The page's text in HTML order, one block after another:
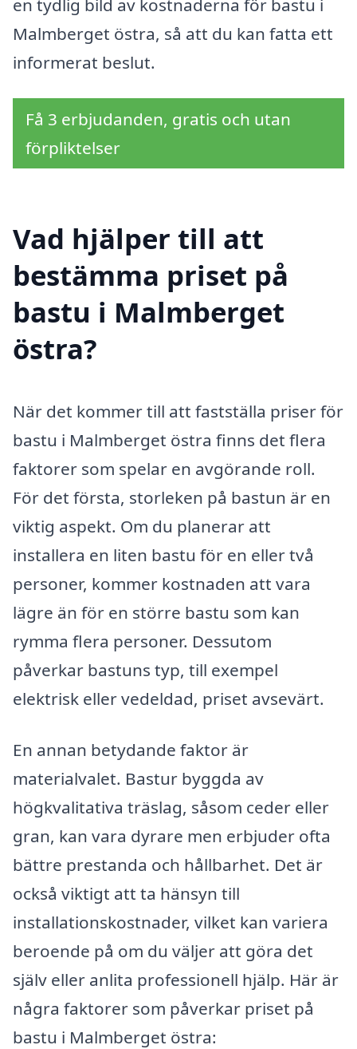
Malmberget östra, så att du kan fatta ett
informerat beslut.
Få 3 erbjudanden, gratis och utan
förpliktelser
Vad hjälper till att
bestämma priset på
bastu i Malmberget
östra?
När det kommer till att fastställa priser för
bastu i Malmberget östra finns det flera
faktorer som spelar en avgörande roll.
För det första, storleken på bastun är en
viktig aspekt. Om du planerar att
installera en liten bastu för en eller två
personer, kommer kostnaden att vara
lägre än för en större bastu som kan
rymma flera personer. Dessutom
påverkar bastuns typ, till exempel
elektrisk eller vedeldad, priset avsevärt.
En annan betydande faktor är
materialvalet. Bastur byggda av
högkvalitativa träslag, såsom ceder eller
gran, kan vara dyrare men erbjuder ofta
bättre prestanda och hållbarhet. Det är
också viktigt att ta hänsyn till
installationskostnader, vilket kan variera
beroende på om du väljer att göra det
själv eller anlita professionell hjälp. Här är
några faktorer som påverkar priset på
bastu i Malmberget östra: